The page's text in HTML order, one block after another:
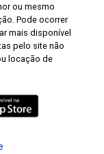
ou mesmo
Pode ocorrer
mais disponível
pelo site não
locação de